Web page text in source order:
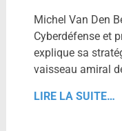
Michel Van Den
Cyberdéfense et
explique sa
vaisseau amiral
LIRE LA SUITE…